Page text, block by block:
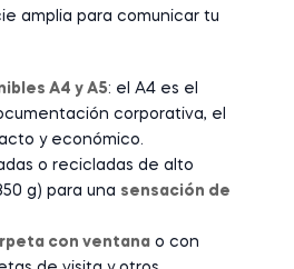
amplia para comunicar tu
A4 y A5: el A4 es el
corporativa, el
y económico.
o recicladas de alto
g) para una sensación de
con ventana o con